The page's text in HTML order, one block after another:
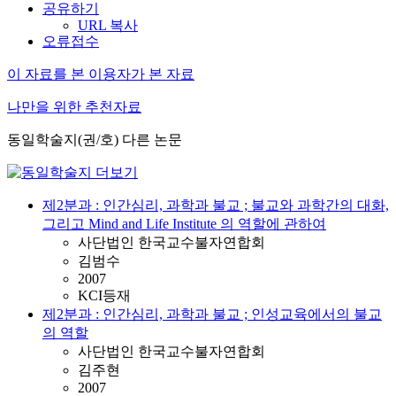
공유하기
URL 복사
오류접수
이 자료를 본 이용자가 본 자료
나만을 위한 추천자료
동일학술지(권/호) 다른 논문
제2분과 : 인간심리, 과학과 불교 ; 불교와 과학간의 대화,
그리고 Mind and Life Institute 의 역할에 관하여
사단법인 한국교수불자연합회
김범수
2007
KCI등재
제2분과 : 인간심리, 과학과 불교 ; 인성교육에서의 불교
의 역할
사단법인 한국교수불자연합회
김주현
2007